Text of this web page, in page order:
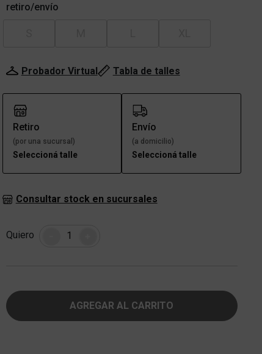
retiro/envío
Probador Virtual Tabla de talles
Retiro
(por una sucursal)
Seleccioná talle
Envío
(a domicilio)
Seleccioná talle
Consultar stock en sucursales
Quiero Cantidad
AGREGAR AL CARRITO